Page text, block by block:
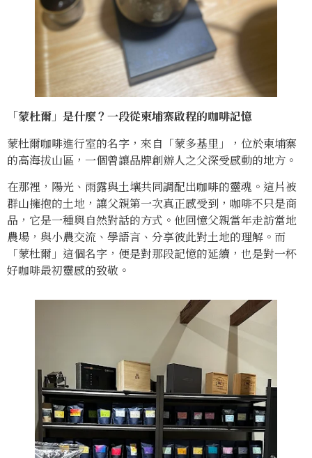
「蒙杜爾」是什麼？一段從柬埔寨啟程的咖啡記憶
蒙杜爾咖啡進行室的名字，來自「蒙多基里」，位於柬埔寨
的高海拔山區，一個曾讓品牌創辦人之父深受感動的地方。
在那裡，陽光、雨露與土壤共同調配出咖啡的靈魂。這片被
群山擁抱的土地，讓父親第一次真正感受到，咖啡不只是商
品，它是一種與自然對話的方式。他回憶父親當年走訪當地
農場，與小農交流、學語言、分享彼此對土地的理解。而
「蒙杜爾」這個名字，便是對那段記憶的延續，也是對一杯
好咖啡最初靈感的致敬。